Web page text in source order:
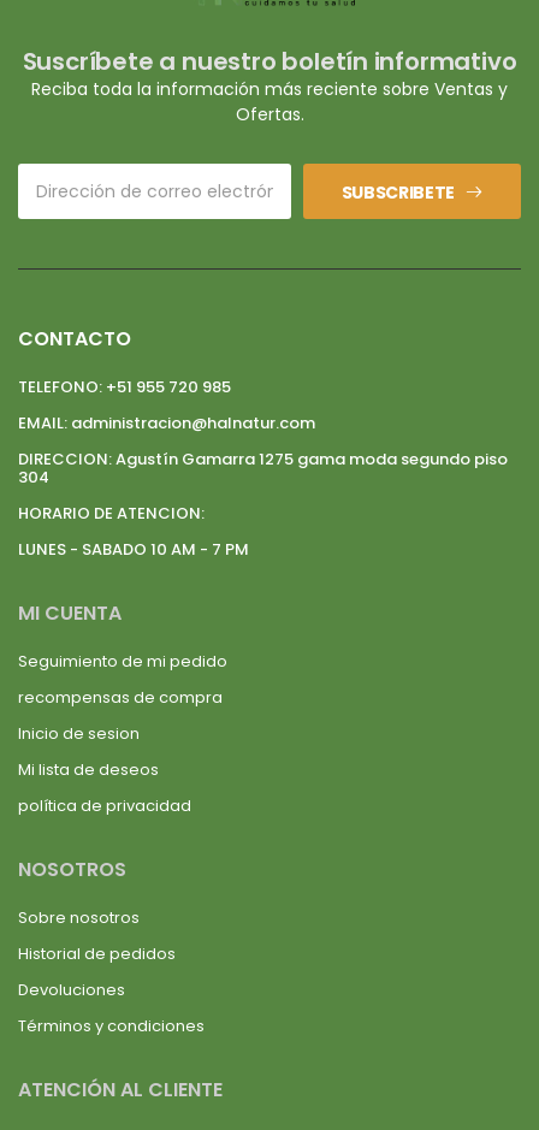
Suscríbete a nuestro boletín informativo
Reciba toda la información más reciente sobre Ventas y
Ofertas.
SUBSCRIBETE
CONTACTO
TELEFONO: +51 955 720 985
EMAIL: administracion@halnatur.com
DIRECCION:Agustín Gamarra 1275 gama moda segundo piso
304
HORARIO DE ATENCION:
LUNES - SABADO 10 AM - 7 PM
MI CUENTA
Seguimiento de mi pedido
recompensas de compra
Inicio de sesion
Mi lista de deseos
política de privacidad
NOSOTROS
Sobre nosotros
Historial de pedidos
Devoluciones
Términos y condiciones
ATENCIÓN AL CLIENTE